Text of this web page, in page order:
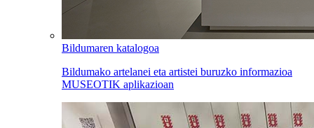
Bildumaren katalogoa
Bildumako artelanei eta artistei buruzko informazioa
MUSEOTIK aplikazioan